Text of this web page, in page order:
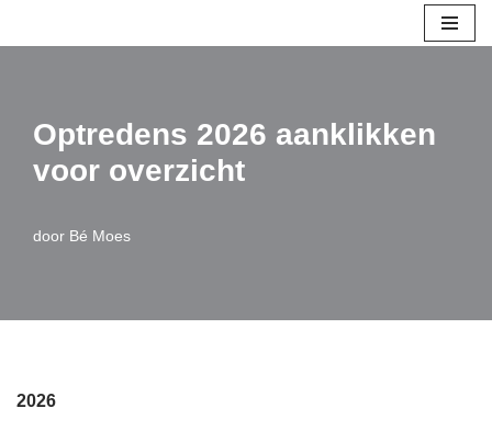
inhoud
Optredens 2026 aanklikken
voor overzicht
door Bé Moes
2026